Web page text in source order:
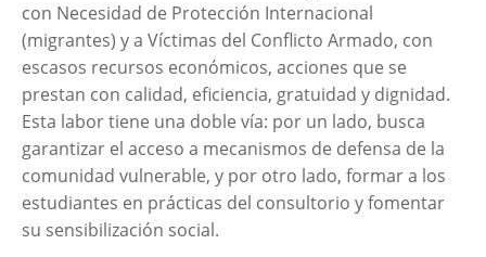
con Necesidad de Protección Internacional
(migrantes) y a Víctimas del Conflicto Armado, con
escasos recursos económicos, acciones que se
prestan con calidad, eficiencia, gratuidad y dignidad.
Esta labor tiene una doble vía: por un lado, busca
garantizar el acceso a mecanismos de defensa de la
comunidad vulnerable, y por otro lado, formar a los
estudiantes en prácticas del consultorio y fomentar
su sensibilización social.